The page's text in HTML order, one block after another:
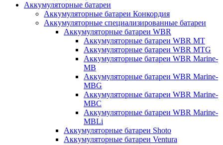
Аккумуляторные батареи
Аккумуляторные батареи Конкордия
Аккумуляторные специализированные батареи
Аккумуляторные батареи WBR
Аккумуляторные батареи WBR MT
Аккумуляторные батареи WBR MTG
Аккумуляторные батареи WBR Marine-
MB
Аккумуляторные батареи WBR Marine-
MBG
Аккумуляторные батареи WBR Marine-
MBC
Аккумуляторные батареи WBR Marine-
MBLi
Аккумуляторные батареи Shoto
Аккумуляторные батареи Ventura